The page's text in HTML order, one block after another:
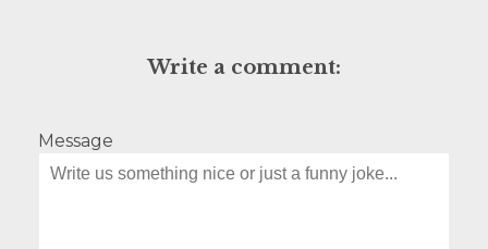
Write a comment:
Message